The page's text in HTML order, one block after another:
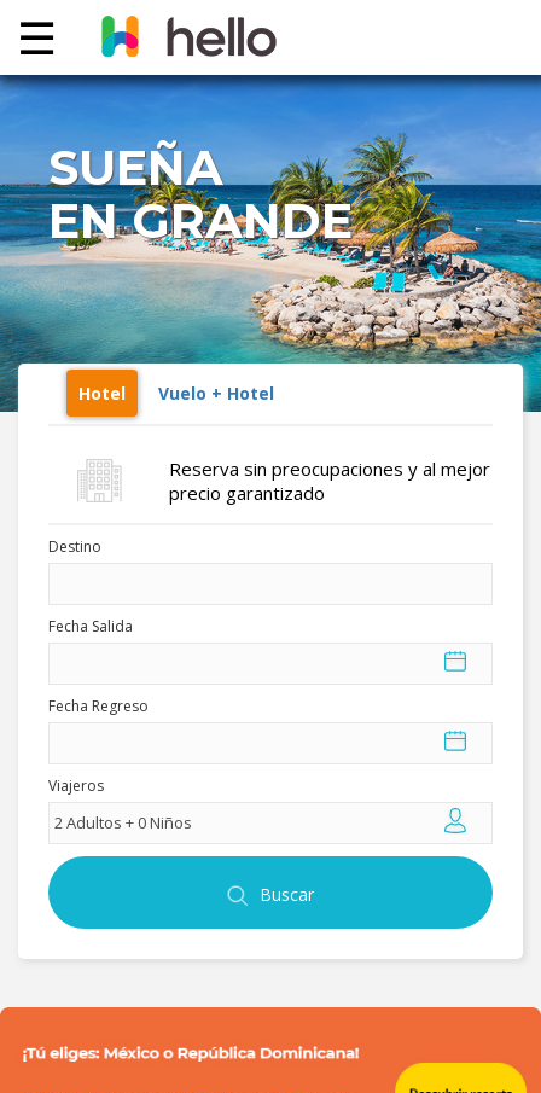
PACKAGE
TRAVEL
DEALS
PREMIOS
CONTACTO
☰
SUEÑA
EN GRANDE
Hotel Vuelo + Hotel
Reserva sin preocupaciones y al mejor
precio garantizado
Destino
Fecha Salida
Fecha Regreso
Viajeros
Buscar